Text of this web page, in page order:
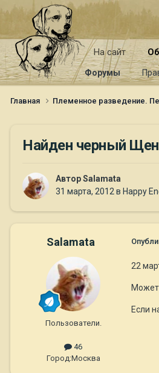
На сайт
Форумы
Главная Племенное разведение.
Найден черный
АвторSalamata
31 марта, 2012 в Happy
Salamata
Пользователи.
46
Город:Москва
22
Может
Если